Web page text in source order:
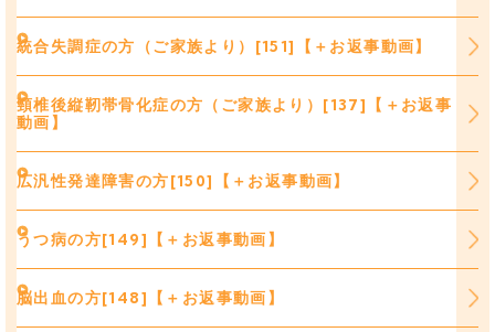
統合失調症の方（ご家族より）[151]【＋お返事動画】
頸椎後縦靭帯骨化症の方（ご家族より）[137]【＋お返事
動画】
広汎性発達障害の方[150]【＋お返事動画】
うつ病の方[149]【＋お返事動画】
脳出血の方[148]【＋お返事動画】